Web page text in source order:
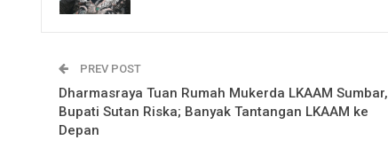
PREV POST
Dharmasraya Tuan Rumah Mukerda LKAAM Sumbar,
Bupati Sutan Riska; Banyak Tantangan LKAAM ke
Depan